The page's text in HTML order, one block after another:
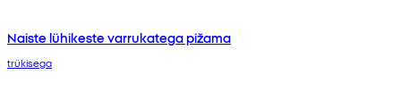
Naiste lühikeste varrukatega pižama
trükisega